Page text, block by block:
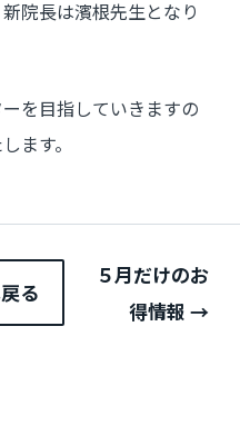
院長は濱根先生となり
を目指していきますの
ます。
る
５月だけのお
得情報 →